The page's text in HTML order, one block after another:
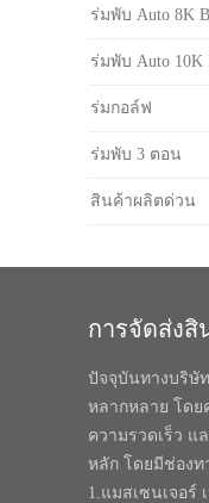
ร่มพับ Auto 8K
ร่มพับ Auto 10K
ร่มกอล์ฟ
ร่มพับ 3 ตอน
สินค้าผลิตด่วน
การจัดส่งสิ
ปัจจุบันทางบริษั
หลากหลาย โดย
ความรวดเร็ว แ
หลัก โดยมีช่องท
1.แมสเซนเจอร์